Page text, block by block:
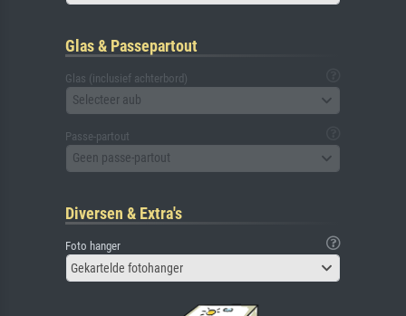
Glas & Passepartout
Glas (inclusief achterbord)
Selecteer aub
Passe-partout
Geen passe-partout
Diversen & Extra's
Foto hanger
Gekartelde fotohanger